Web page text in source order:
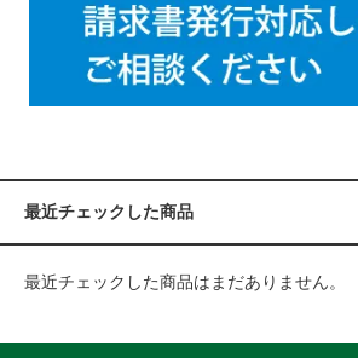
最近チェックした商品
最近チェックした商品はまだありません。